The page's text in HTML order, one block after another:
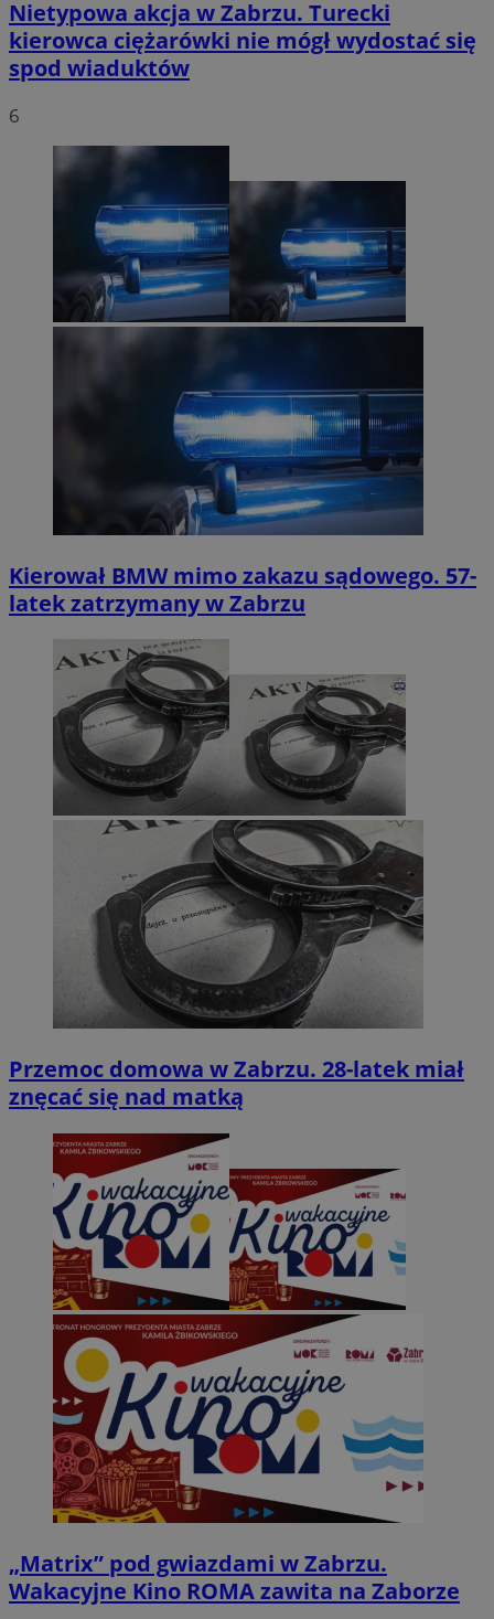
Nietypowa akcja w Zabrzu. Turecki
kierowca ciężarówki nie mógł wydostać się
spod wiaduktów
6
Kierował BMW mimo zakazu sądowego. 57-
latek zatrzymany w Zabrzu
Przemoc domowa w Zabrzu. 28-latek miał
znęcać się nad matką
„Matrix” pod gwiazdami w Zabrzu.
Wakacyjne Kino ROMA zawita na Zaborze